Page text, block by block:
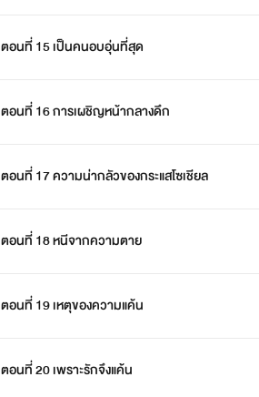
ตอนที่ 15 เป็นคนอบอุ่นที่สุด
ตอนที่ 16 การเผชิญหน้ากลางดึก
ตอนที่ 17 ความน่ากลัวของกระแสโซเชียล
ตอนที่ 18 หนีจากความตาย
ตอนที่ 19 เหตุของความแค้น
ตอนที่ 20 เพราะรักจึงแค้น